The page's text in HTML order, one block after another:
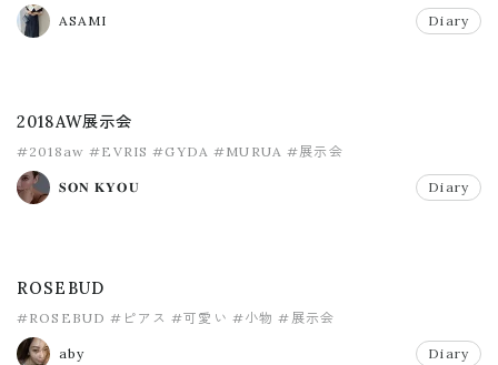
ASAMI Diary
2018AW展示会
#2018aw #EVRIS #GYDA #MURUA #展示会
𝐒𝐎𝐍 𝐊𝐘𝐎𝐔 Diary
ROSEBUD
#ROSEBUD #ピアス #可愛い #小物 #展示会
aby Diary